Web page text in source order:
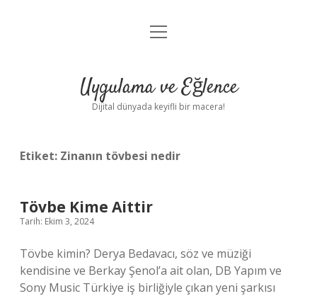
Anasayfa
Yasal Uyarı
menüyü
Uygulama ve Eğlence
Dijital dünyada keyifli bir macera!
Etiket: Zinanın tövbesi nedir
Tövbe Kime Aittir
Tarih: Ekim 3, 2024
Tövbe kimin? Derya Bedavacı, söz ve müziği
kendisine ve Berkay Şenol’a ait olan, DB Yapım ve
Sony Music Türkiye iş birliğiyle çıkan yeni şarkısı